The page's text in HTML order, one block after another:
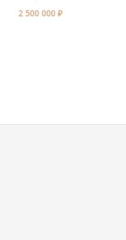
2 500 000 ₽